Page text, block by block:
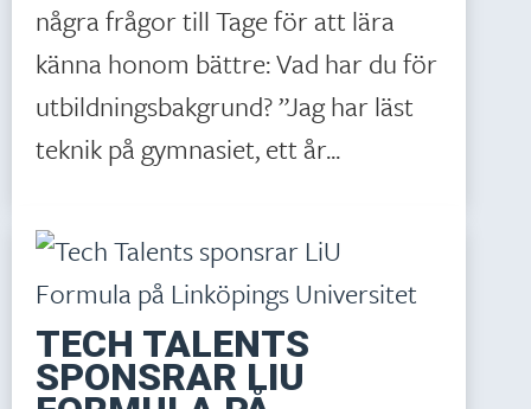
några frågor till Tage för att lära
känna honom bättre: Vad har du för
utbildningsbakgrund? ”Jag har läst
teknik på gymnasiet, ett år...
TECH TALENTS
SPONSRAR LIU